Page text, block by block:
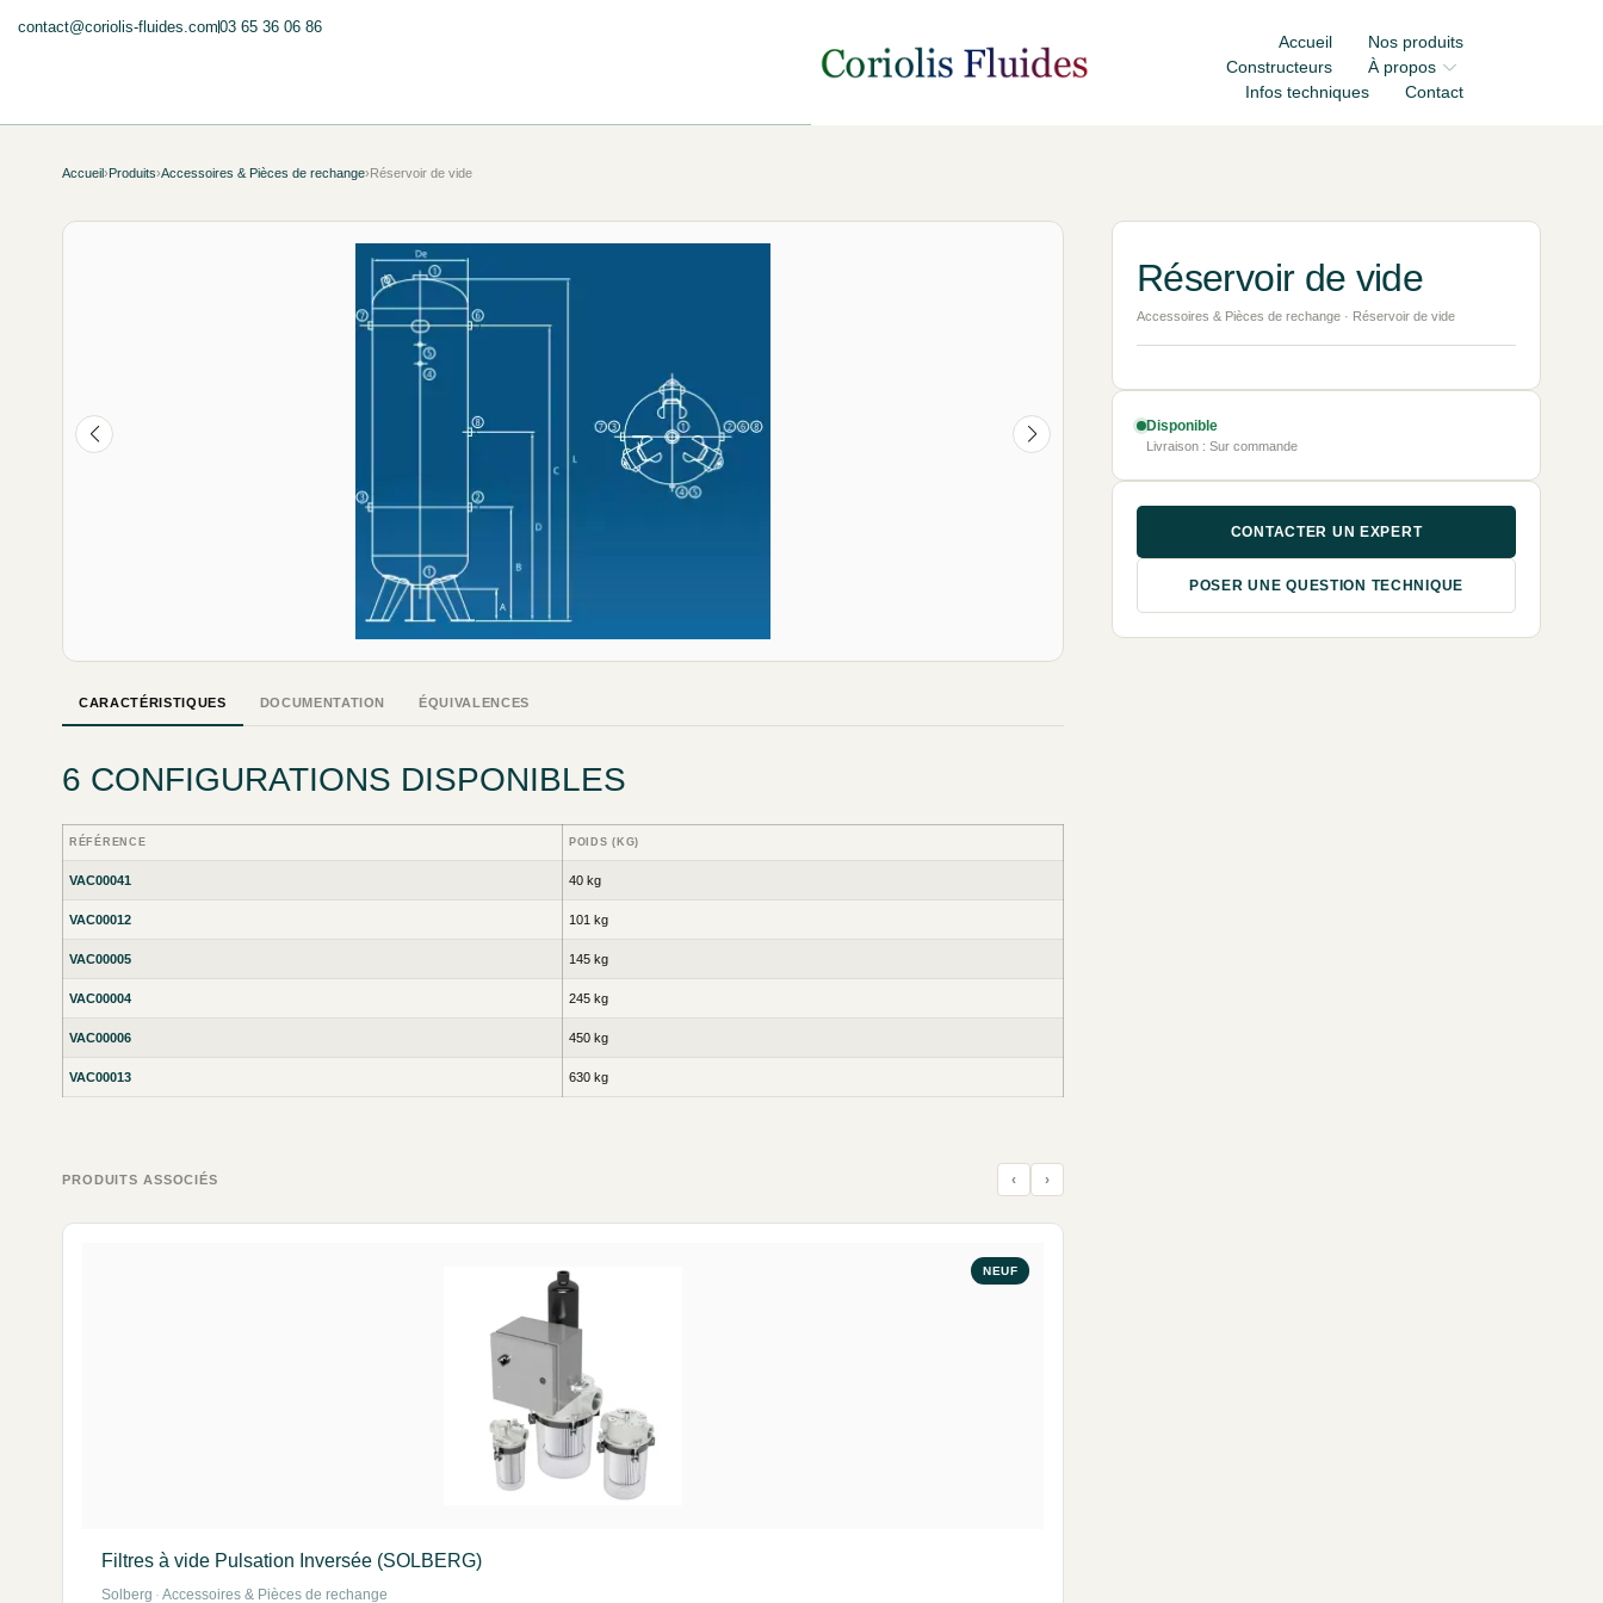
contact@coriolis-fluides.com03 65 36 06 86
Accueil
Nos produits
Constructeurs
À propos
Infos techniques
Contact
Accueil›Produits›Accessoires & Pièces de rechange›Réservoir de vide
CARACTÉRISTIQUES DOCUMENTATION ÉQUIVALENCES
6 CONFIGURATIONS DISPONIBLES
RÉFÉRENCE POIDS (KG)
VAC00041 40 kg
VAC00012 101 kg
VAC00005 145 kg
VAC00004 245 kg
VAC00006 450 kg
VAC00013 630 kg
PRODUITS ASSOCIÉS ‹ ›
NEUF
Filtres à vide Pulsation Inversée (SOLBERG)
Solberg · Accessoires & Pièces de rechange
Réservoir de vide
Accessoires & Pièces de rechange · Réservoir de vide
Disponible
Livraison : Sur commande
CONTACTER UN EXPERT
POSER UNE QUESTION TECHNIQUE